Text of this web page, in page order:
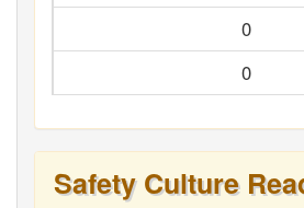
0
0
Safety Culture